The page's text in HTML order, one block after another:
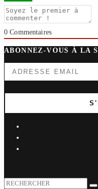
0 Commentaires
ABONNEZ-VOUS À LA